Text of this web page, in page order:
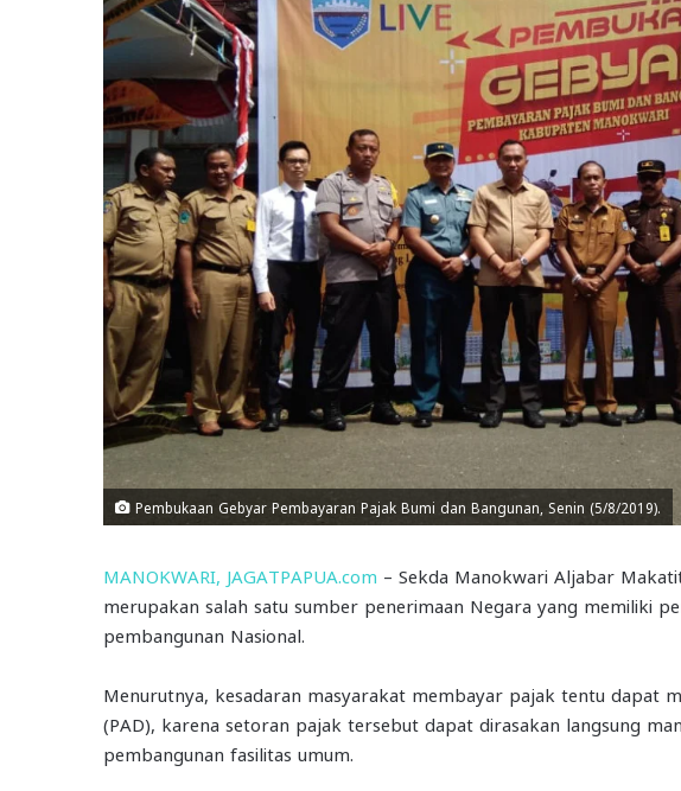
Pembukaan Gebyar Pembayaran Pajak Bumi dan Bangunan, Senin (5/8/2019).
MANOKWARI, JAGATPAPUA.com – Sekda Manokwari Aljabar
merupakan salah satu sumber penerimaan Negara yang memiliki
pembangunan Nasional.
Menurutnya, kesadaran masyarakat membayar pajak tentu dapat
(PAD), karena setoran pajak tersebut dapat dirasakan langsung
pembangunan fasilitas umum.